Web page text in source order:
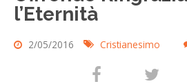
l’Eternità
2/05/2016 Cristianesimo